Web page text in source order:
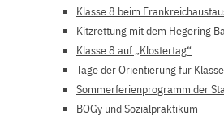
Klasse 8 beim
Kitzrettung mit dem Hegering
Klasse 8 auf „Klostertag“
Tage der Orientierung für
Sommerferienprogramm der
BOGy und Sozialpraktikum